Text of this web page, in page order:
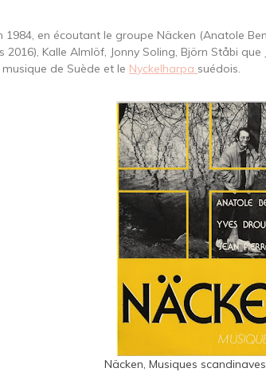
1984, en écoutant le groupe Näcken (Anatole
2016), Kalle Almlöf, Jonny Soling, Björn Ståbi
de Suède et le Nyckelharpa suédois.
Näcken, Musiques